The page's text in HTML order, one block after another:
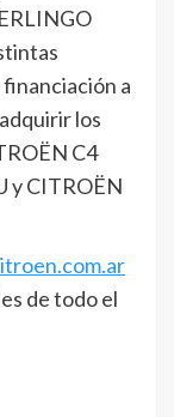
financiación a
los
C4
y CITROËN
de todo el